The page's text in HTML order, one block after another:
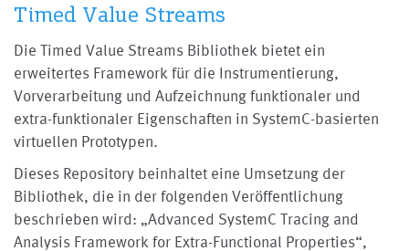
Timed Value Streams
Die Timed Value Streams Bibliothek bietet ein
erweitertes Framework für die Instrumentierung,
Vorverarbeitung und Aufzeichnung funktionaler und
extra-funktionaler Eigenschaften in SystemC-basierten
virtuellen Prototypen.
Dieses Repository beinhaltet eine Umsetzung der
Bibliothek, die in der folgenden Veröffentlichung
beschrieben wird: „Advanced SystemC Tracing and
Analysis Framework for Extra-Functional Properties“,